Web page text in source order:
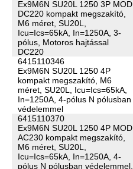
Ex9M6N SU20L 1250 3P MOD
DC220 kompakt megszakító,
M6 méret, SU20L,
Icu=Ics=65kA, In=1250A, 3-
pólus, Motoros hajtással
DC220
6415110346
Ex9M6N SU20L 1250 4P
kompakt megszakító, M6
méret, SU20L, Icu=Ics=65kA,
In=1250A, 4-pólus N pólusban
védelemmel
6415110370
Ex9M6N SU20L 1250 4P MOD
AC230 kompakt megszakító,
M6 méret, SU20L,
Icu=Ics=65kA, In=1250A, 4-
pólus N pólusban védelemmel,